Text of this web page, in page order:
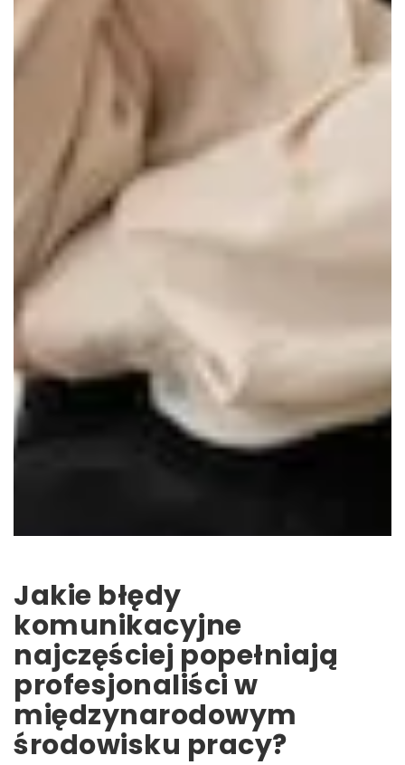
Jakie błędy
komunikacyjne
najczęściej popełniają
profesjonaliści w
międzynarodowym
środowisku pracy?